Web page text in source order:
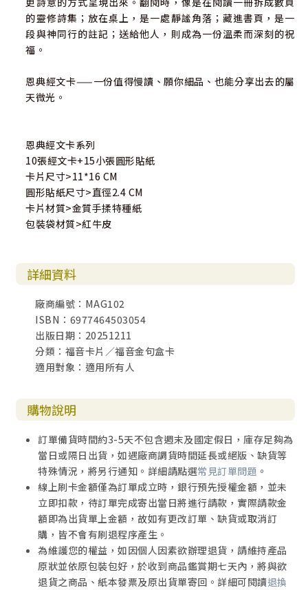
的靈修詩集；放在桌上，是一處靜謐角落；藏進書頁，是一
段與神同行的註記；送給他人，則成為一份溫柔而深刻的祝
福。
恩典經文卡——一份值得慢讀、願你細品、也能分享出去的屬
天微光。
恩典經文卡系列
10張經文卡+15小張圓形貼紙
卡片尺寸>11*16 CM
圓形貼紙尺寸>直徑2.4 CM
卡片材質>金質手揉特種紙
包裝袋材質>紅牛皮
詳細資料
廠商編號：MAG102
ISBN：6977464503054
出版日期：20251211
分類：福音卡片／福音金句盒卡
適用對象：適用所有人
購物說明
訂單備貨時間約3-5天不包含週末及國定假日，庫存足夠為
當日或隔日出貨，如遇廠商調貨時間延長或絕版、缺貨等
特殊情況，將另行通知。詳細請點選常見訂單問題 。
線上刷卡金額僅為訂單成立時，銀行預先授權金額，並未
立即扣款，待訂單完成寄出當日將進行請款，實際請款金
額即為出貨單上金額，故如有更改訂單、缺貨或取消訂
購，皆不會有刷退程序產生。
為維護您的權益，如因個人因素欲辦理退貨，請維持產品
原狀並依原包裝包好，於收到商品鑑賞期七天內，將與欲
退貨之商品、紙本發票及原出貨單寄回。詳細可閱讀退換